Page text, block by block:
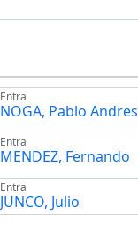
Entra
NOGA, Pablo Andres
Entra
MENDEZ, Fernando
Entra
JUNCO, Julio